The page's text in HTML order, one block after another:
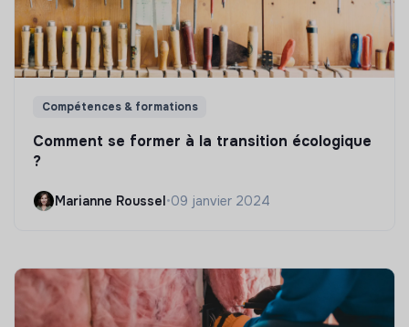
Compétences & formations
Comment se former à la transition écologique
?
Marianne Roussel•09 janvier 2024